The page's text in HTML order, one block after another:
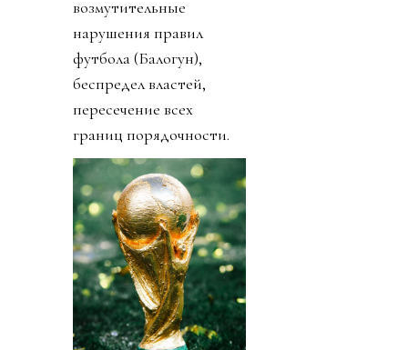
возмутительные
нарушения правил
футбола (Балогун),
беспредел властей,
пересечение всех
границ порядочности.